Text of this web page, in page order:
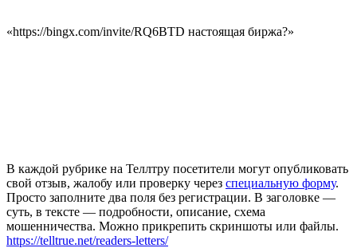
«https://bingx.com/invite/RQ6BTD настоящая биржа?»
В каждой рубрике на Теллтру посетители могут опубликовать
свой отзыв, жалобу или проверку через специальную форму.
Просто заполните два поля без регистрации. В заголовке —
суть, в тексте — подробности, описание, схема
мошенничества. Можно прикрепить скриншоты или файлы.
https://telltrue.net/readers-letters/